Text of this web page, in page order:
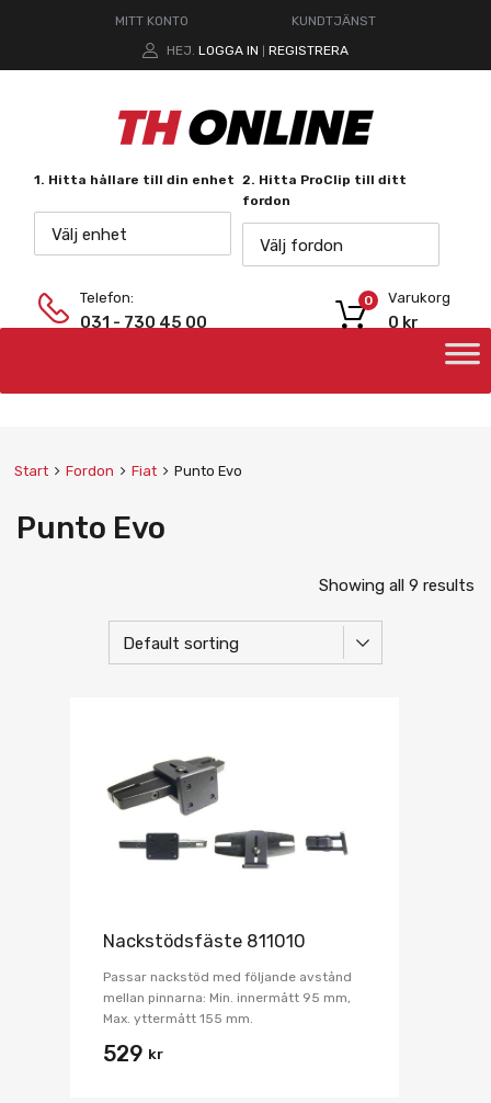
MITT KONTO
KUNDTJÄNST
HEJ. LOGGA IN REGISTRERA
1. Hitta hållare till din enhet
Välj enhet
2. Hitta ProClip till ditt
fordon
Välj fordon
Telefon:
031 - 730 45 00
Varukorg
0 kr
0
Start Fordon Fiat Punto Evo
Punto Evo
Showing all 9 results
Nackstödsfäste 811010
Passar nackstöd med följande avstånd
mellan pinnarna: Min. innermått 95 mm,
Max. yttermått 155 mm.
529 kr